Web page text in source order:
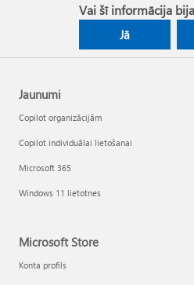
Vai šī informācija
Jā
Jaunumi
Copilot organizācijām
Copilot individuālai lietošanai
Microsoft 365
Windows 11 lietotnes
Microsoft Store
Konta profils